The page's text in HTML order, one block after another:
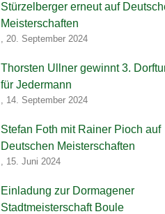
Stürzelberger erneut auf
Meisterschaften
, 20. September 2024
Thorsten Ullner gewinnt 3.
für Jedermann
, 14. September 2024
Stefan Foth mit Rainer Pioch auf
Deutschen Meisterschaften
, 15. Juni 2024
Einladung zur Dormagener
Stadtmeisterschaft Boule